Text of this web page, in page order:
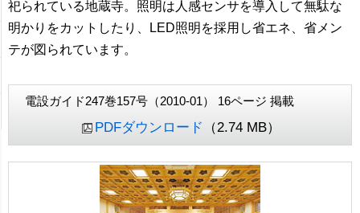
祀られている地蔵寺。照明は人感センサを導入して無駄な
明かりをカットしたり、LED照明を採用し省エネ、省メン
テが図られています。
電設ガイド247巻157号（2010-01） 16ページ 掲載
PDFダウンロード （2.74 MB）